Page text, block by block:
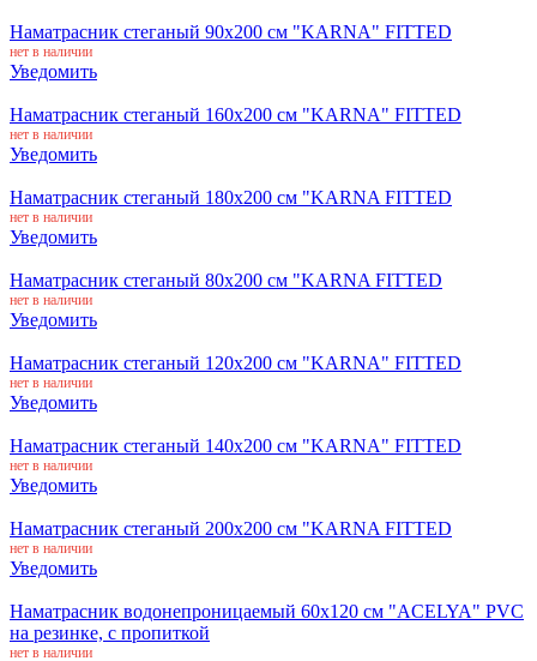
Наматрасник стеганый 90х200 см "KARNA" FITTED
нет в наличии
Уведомить
Наматрасник стеганый 160х200 см "KARNA" FITTED
нет в наличии
Уведомить
Наматрасник стеганый 180х200 см "KARNA FITTED
нет в наличии
Уведомить
Наматрасник стеганый 80x200 см "KARNA FITTED
нет в наличии
Уведомить
Наматрасник стеганый 120x200 см "KARNA" FITTED
нет в наличии
Уведомить
Наматрасник стеганый 140x200 см "KARNA" FITTED
нет в наличии
Уведомить
Наматрасник стеганый 200x200 см "KARNA FITTED
нет в наличии
Уведомить
Наматрасник водонепроницаемый 60x120 см "ACELYA" PVC
на резинке, с пропиткой
нет в наличии